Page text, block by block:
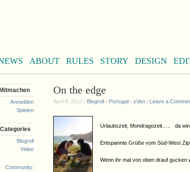
ABOUT RULES STORY DESIGN
Mitmachen
Anmelden
Spielen
Categories
Blogroll
Video
Community:
On the edge
April 9, 2010 | Blogroll • Portugal • zVen | Leave a
Urlaubszeit, Mondragozeit….. da
Entspannte Grüße vom Süd-West
Wenn ihr mal von oben drauf gucken